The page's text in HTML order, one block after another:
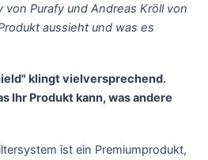
von Purafy und Andreas Kröll von
aussieht und was es
klingt vielversprechend.
Ihr Produkt kann, was andere
ist ein Premiumprodukt,